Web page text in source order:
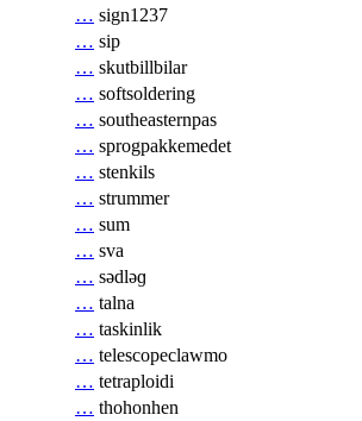
… sign1237
… sip
… skutbillbilar
… softsoldering
… southeasternpas
… sprogpakkemedet
… stenkils
… strummer
… sum
… sva
… sədləɡ
… talna
… taskinlik
… telescopeclawmo
… tetraploidi
… thohonhen